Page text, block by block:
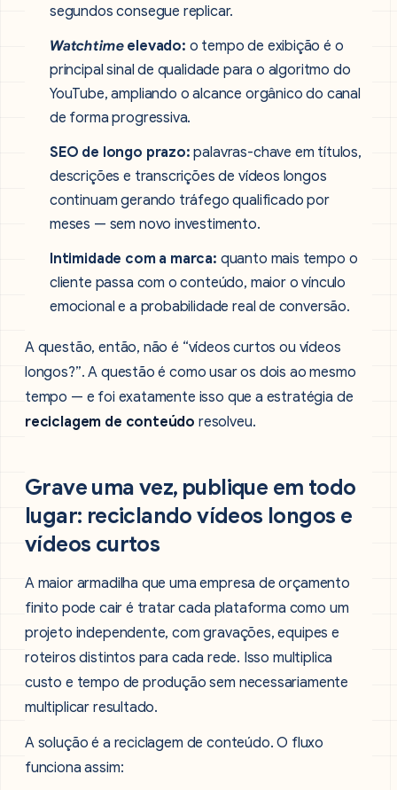
segundos consegue replicar.
Watchtimeelevado: o tempo de exibição é o
principal sinal de qualidade para o algoritmo do
YouTube, ampliando o alcance orgânico do canal
de forma progressiva.
SEO de longo prazo: palavras-chave em títulos,
descrições e transcrições de vídeos longos
continuam gerando tráfego qualificado por
meses — sem novo investimento.
Intimidade com a marca: quanto mais tempo o
cliente passa com o conteúdo, maior o vínculo
emocional e a probabilidade real de conversão.
A questão, então, não é “vídeos curtos ou vídeos
longos?”. A questão é como usar os dois ao mesmo
tempo — e foi exatamente isso que a estratégia de
reciclagem de conteúdo resolveu.
Grave uma vez, publique em todo
lugar: reciclando vídeos longos e
vídeos curtos
A maior armadilha que uma empresa de orçamento
finito pode cair é tratar cada plataforma como um
projeto independente, com gravações, equipes e
roteiros distintos para cada rede. Isso multiplica
custo e tempo de produção sem necessariamente
multiplicar resultado.
A solução é a reciclagem de conteúdo. O fluxo
funciona assim: